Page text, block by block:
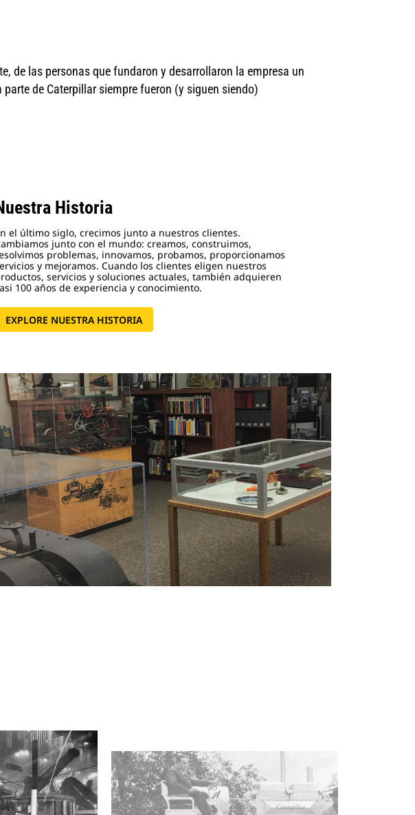
de las personas que fundaron y desarrollaron la empresa un
de Caterpillar siempre fueron (y siguen siendo)
Historia
el último siglo, crecimos junto a nuestros clientes.
junto con el mundo: creamos, construimos,
problemas, innovamos, probamos, proporcionamos
y mejoramos. Cuando los clientes eligen nuestros
servicios y soluciones actuales, también adquieren
100 años de experiencia y conocimiento.
EXPLORE NUESTRA HISTORIA